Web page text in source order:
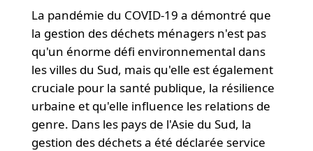
La pandémie du COVID-19 a démontré que
la gestion des déchets ménagers n'est pas
qu'un énorme défi environnemental dans
les villes du Sud, mais qu'elle est également
cruciale pour la santé publique, la résilience
urbaine et qu'elle influence les relations de
genre. Dans les pays de l'Asie du Sud, la
gestion des déchets a été déclarée service